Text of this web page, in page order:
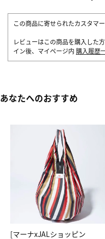
この商品に寄せられたカスタマ
レビューはこの商品を購入した
イン後、マイページ内 購入履歴
あなたへのおすすめ
[マーナxJALショッピン